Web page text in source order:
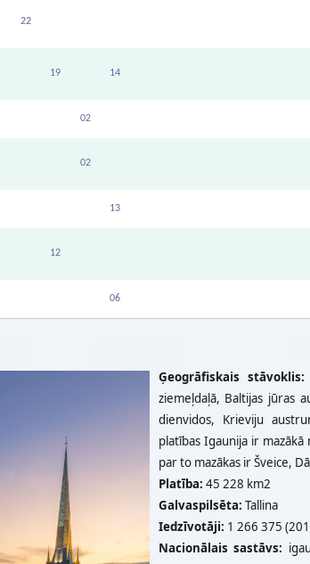
22
19 14
02
02
13
12
06
Ģeogrāfiskais stāvoklis:
ziemeļdaļā, Baltijas jūras
dienvidos, Krieviju
platības Igaunija ir
par to mazākas ir Šveice,
Platība: 45 228 km2
Galvaspilsēta: Tallina
Iedzīvotāji: 1 266 375
Nacionālais sastāvs: